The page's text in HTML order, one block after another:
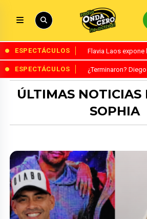
ESPECTÁCULOS Flavia Laos expone
ESPECTÁCULOS ¿Terminaron?
ÚLTIMAS NOTICIAS
SOPHIA